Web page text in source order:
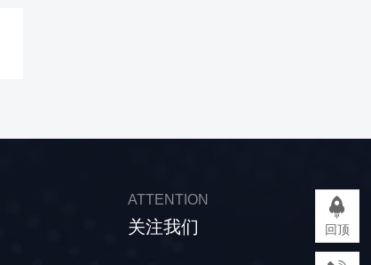
ATTENTION
关注我们 回顶